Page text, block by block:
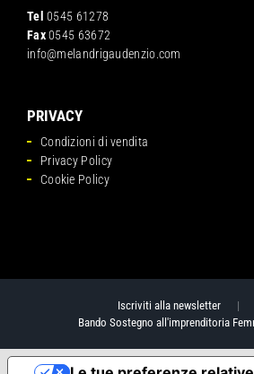
Tel 0545 61278
Fax0545 63672
info@melandrigaudenzio.com
PRIVACY
Condizioni di vendita
Privacy Policy
Cookie Policy
Iscriviti alla newsletter|
Bando Sostegno all'imprenditoria